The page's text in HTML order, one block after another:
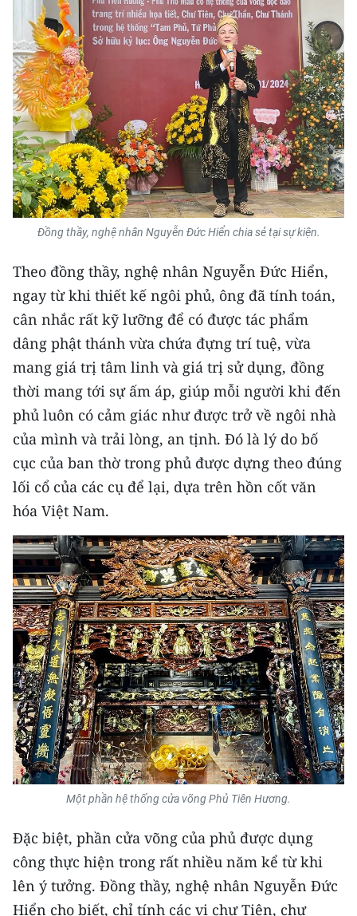
Media Y tế
Media Khoa học - Công nghệ
Media Môi trường
Ảnh
Infographic
TIN MỚI
Trung du và miền núi phía Bắc
Đồng bằng sông Hồng
Bắc Trung Bộ
Duyên hải Nam Trung Bộ và Tây
Nguyên
Đông Nam Bộ
Đồng bằng sông Cửu Long
Chuyên trang Hà Nội
Chuyên trang TP. Hồ Chí Minh
CHUYÊN ĐỀ
CÁC CHUYÊN TRANG
VỀ BÁO NHÂN DÂN
THỜI NAY
NHÂN DÂN CUỐI TUẦN
NHÂN DÂN HẰNG THÁNG
MUA BÁO
ĐỌC BÁO IN
Đồng thầy, nghệ nhân Nguyễn Đức Hiển chia sẻ tại sự kiện.
Theo đồng thầy, nghệ nhân Nguyễn Đức Hiển,
ngay từ khi thiết kế ngôi phủ, ông đã tính toán,
cân nhắc rất kỹ lưỡng để có được tác phẩm
dâng phật thánh vừa chứa đựng trí tuệ, vừa
mang giá trị tâm linh và giá trị sử dụng, đồng
thời mang tới sự ấm áp, giúp mỗi người khi đến
phủ luôn có cảm giác như được trở về ngôi nhà
của mình và trải lòng, an tịnh. Đó là lý do bố
cục của ban thờ trong phủ được dựng theo đúng
lối cổ của các cụ để lại, dựa trên hồn cốt văn
hóa Việt Nam.
Một phần hệ thống cửa võng Phủ Tiên Hương.
Đặc biệt, phần cửa võng của phủ được dụng
công thực hiện trong rất nhiều năm kể từ khi
lên ý tưởng. Đồng thầy, nghệ nhân Nguyễn Đức
Hiển cho biết, chỉ tính các vị chư Tiên, chư